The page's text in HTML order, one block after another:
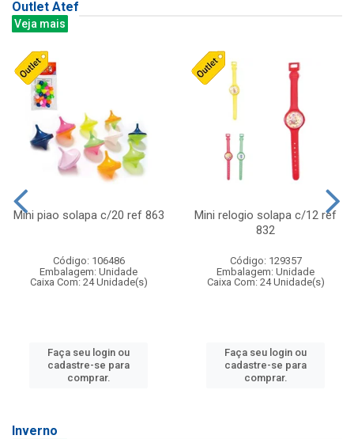
Outlet Atef
Veja mais
Mini piao solapa c/20 ref 863
Código: 106486
Embalagem: Unidade
Caixa Com: 24 Unidade(s)
Faça seu login ou
cadastre-se para
comprar.
Mini relogio solapa c/12 ref
832
Código: 129357
Embalagem: Unidade
Caixa Com: 24 Unidade(s)
Faça seu login ou
cadastre-se para
comprar.
Inverno